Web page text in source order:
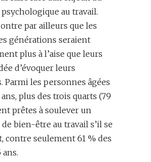
au travail.
par ailleurs que les
générations seraient
plus à l’aise que leurs
d’évoquer leurs
Parmi les personnes âgées
ans, plus des trois quarts (79
prêtes à soulever un
bien-être au travail s’il se
contre seulement 61 % des
ans.